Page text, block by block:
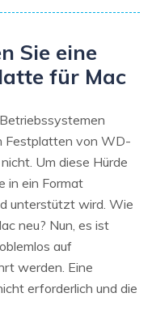
Sie eine
für Mac
Festplatten von WD-
Um diese Hürde
in ein Format
unterstützt wird. Wie
neu? Nun, es ist
auf
werden. Eine
erforderlich und die